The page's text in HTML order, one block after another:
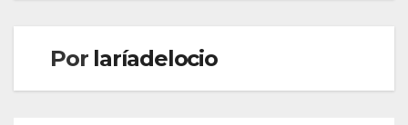
Por laríadelocio